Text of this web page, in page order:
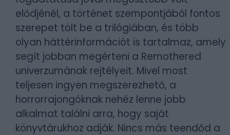
elődjénél, a történet szempontjából fontos
szerepet tölt be a trilógiában, és több
olyan háttérinformációt is tartalmaz, amely
segít jobban megérteni a Remothered
univerzumának rejtélyeit. Mivel most
teljesen ingyen megszerezhető, a
horrorrajongóknak nehéz lenne jobb
alkalmat találni arra, hogy saját
könyvtárukhoz adják. Nincs más teendőd a